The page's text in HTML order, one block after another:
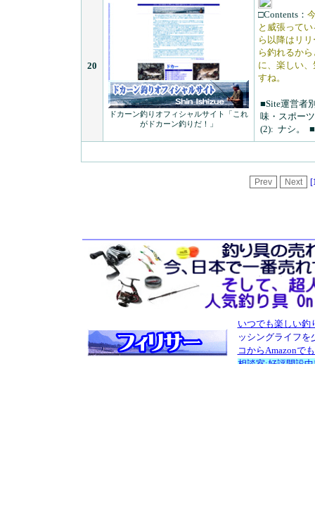
20
ドカーン釣りオフィシャルサイト「これ
がドカーン釣りだ！」
□Contents：
と威張って
ら以降はリ
ら釣れるか
に、楽しい
すね。
■Site運営者
味・スポー
(2): ナシ。
[